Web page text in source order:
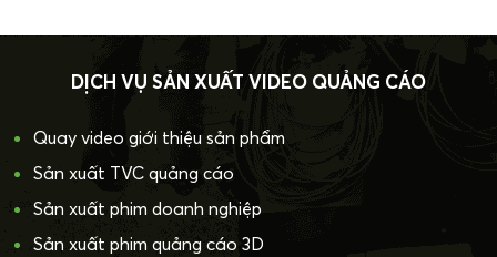
DỊCH VỤ SẢN XUẤT VIDEO QUẢNG CÁO
Quay video giới thiệu sản phẩm
Sản xuất TVC quảng cáo
Sản xuất phim doanh nghiệp
Sản xuất phim quảng cáo 3D